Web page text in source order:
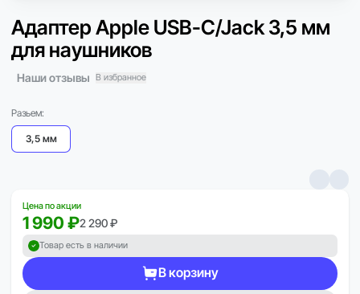
Адаптер Apple USB-C/Jack 3,5 мм
для наушников
Наши отзывы В избранное
Разьем:
3,5 мм
Цена по акции
1 990 ₽2 290 ₽
Товар есть в наличии
В корзину